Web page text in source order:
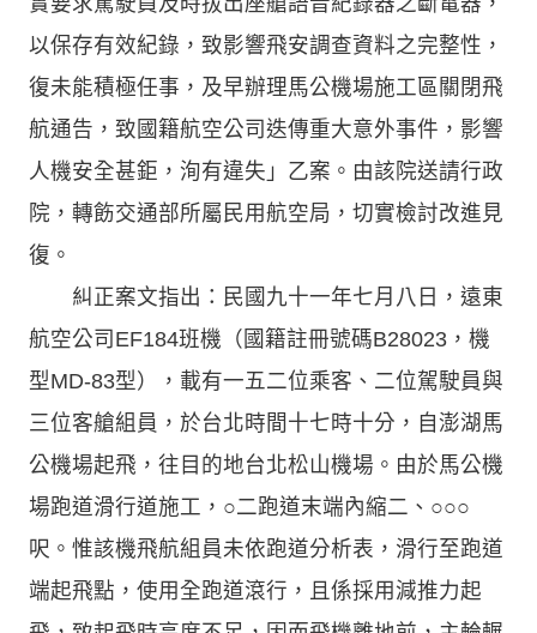
以保存有效紀錄，致影響飛安調查資料之完整性，
復未能積極任事，及早辦理馬公機場施工區關閉飛
航通告，致國籍航空公司迭傳重大意外事件，影響
人機安全甚鉅，洵有違失」乙案。由該院送請行政
院，轉飭交通部所屬民用航空局，切實檢討改進見
復。
糾正案文指出：民國九十一年七月八日，遠東
航空公司EF184班機（國籍註冊號碼B28023，機
型MD-83型），載有一五二位乘客、二位駕駛員與
三位客艙組員，於台北時間十七時十分，自澎湖馬
公機場起飛，往目的地台北松山機場。由於馬公機
場跑道滑行道施工，○二跑道末端內縮二、○○○
呎。惟該機飛航組員未依跑道分析表，滑行至跑道
端起飛點，使用全跑道滾行，且係採用減推力起